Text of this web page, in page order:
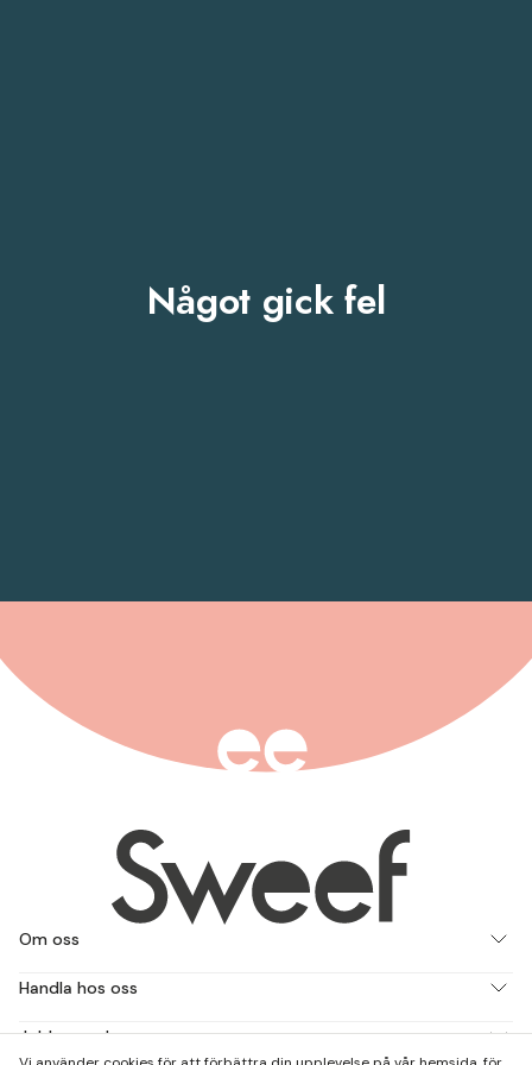
Något gick fel
Om oss
Handla hos oss
Jobba med oss